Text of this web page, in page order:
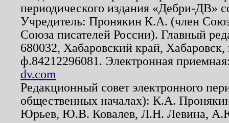
периодического издания «Дебри-ДВ»
Учредитель: Пронякин К.А. (член
Союза писателей России). Главный
680032, Хабаровский край,
ф.84212296081. Электронная
dv.com
Редакционный совет электронного
общественных началах): К.А.
Юрьев, Ю.В. Ковалев, Л.Н. Левина,